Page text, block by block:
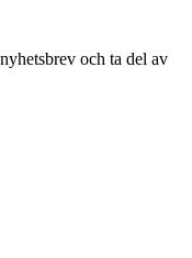
och ta del av